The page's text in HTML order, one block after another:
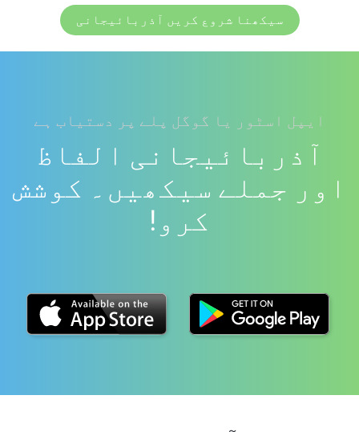
سیکھنا شروع کریں آذربائیجانی
ایپل اسٹور یا گوگل پلے پر دستیاب ہے
آذربائیجانی الفاظ
اور جملے سیکھیں۔ کوشش
کرو!